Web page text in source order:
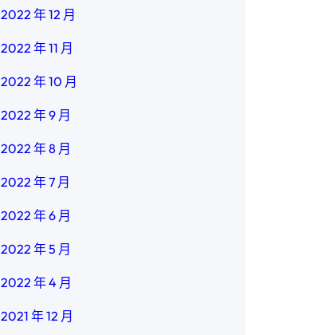
2022 年 12 月
2022 年 11 月
2022 年 10 月
2022 年 9 月
2022 年 8 月
2022 年 7 月
2022 年 6 月
2022 年 5 月
2022 年 4 月
2021 年 12 月